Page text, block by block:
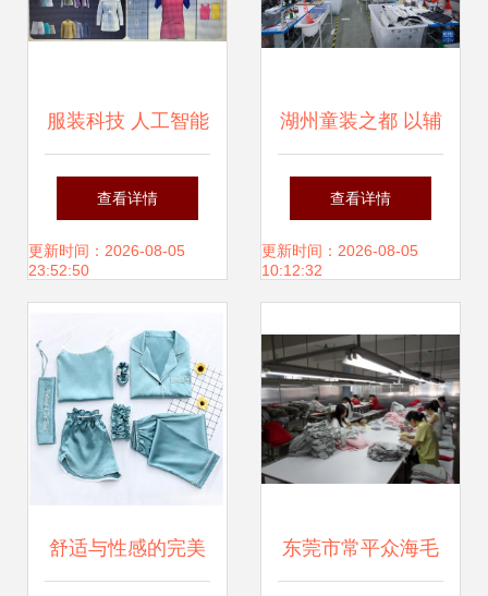
服装科技 人工智能
在服装智能制造中
的应用（下）
查看详情
更新时间：2026-08-05
23:52:50
湖州童装之都 以辅
料制造为基石，
从“做产品”到“创品
查看详情
更新时间：2026-08-05
10:12:32
舒适与性感的完美 东莞市常平众海毛